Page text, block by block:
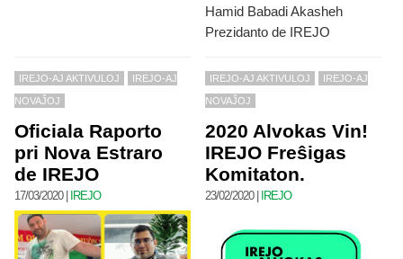
Hamid Babadi Akasheh
Prezidanto de IREJO
IREJO-AJ AKTIVULOJ IREJO-AJ
NOVAĴOJ
Oficiala Raporto
pri Nova Estraro
de IREJO
17/03/2020| IREJO
IREJO-AJ AKTIVULOJ IREJO-AJ
NOVAĴOJ
2020 Alvokas Vin!
IREJO Freŝigas
Komitaton.
23/02/2020| IREJO